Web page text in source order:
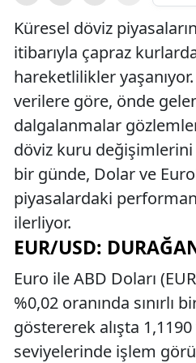
Küresel döviz
itibarıyla çapraz
hareketlilikler
verilere göre, önde
dalgalanmalar
döviz kuru
bir günde, Dolar ve
piyasalardaki
ilerliyor.
EUR/USD:
Euro ile ABD Doları
%0,02 oranında sınırlı
göstererek alışta 1,1190
seviyelerinde işlem